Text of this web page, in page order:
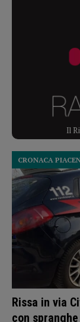
Il
Rissa in via
con
CRONACA